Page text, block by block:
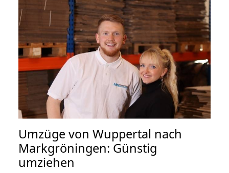
Umzüge von Wuppertal nach
Markgröningen: Günstig
umziehen